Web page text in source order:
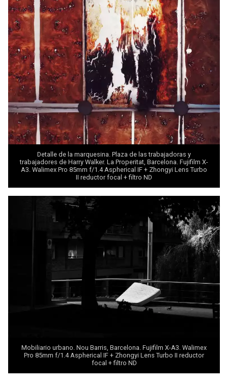
Detalle de la marquesina. Plaza de las trabajadoras y
trabajadores de Harry Walker. La Properitat, Barcelona. Fujifilm X-
A3. Walimex Pro 85mm f/1.4 Aspherical IF + Zhongyi Lens Turbo
II reductor focal + filtro ND
Mobiliario urbano. Nou Barris, Barcelona. Fujifilm X-A3. Walimex
Pro 85mm f/1.4 Aspherical IF + Zhongyi Lens Turbo II reductor
focal + filtro ND